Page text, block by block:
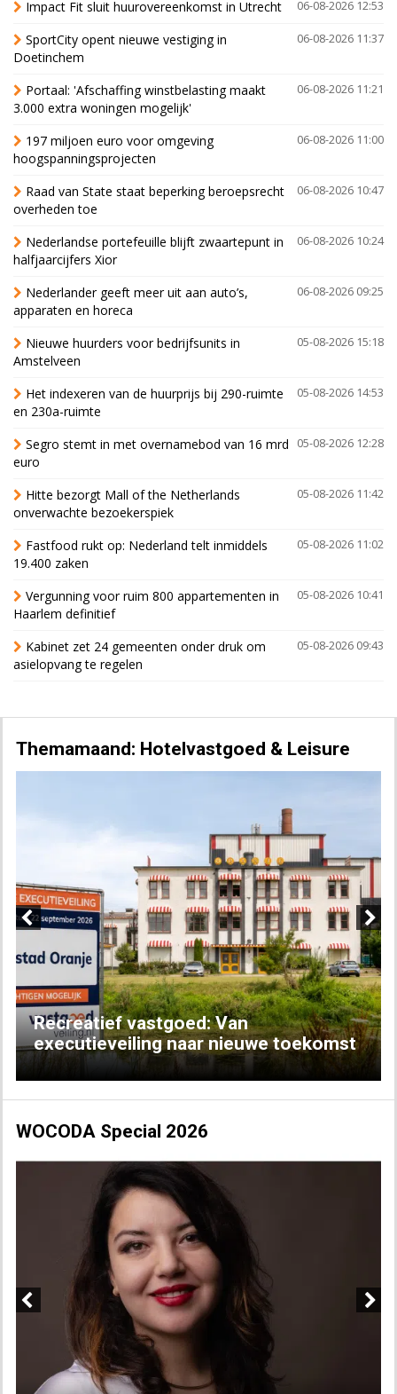
06-08-2026 12:53
Impact Fit sluit huurovereenkomst in Utrecht
06-08-2026 11:37
SportCity opent nieuwe vestiging in
Doetinchem
06-08-2026 11:21
Portaal: 'Afschaffing winstbelasting maakt
3.000 extra woningen mogelijk'
06-08-2026 11:00
197 miljoen euro voor omgeving
hoogspanningsprojecten
06-08-2026 10:47
Raad van State staat beperking beroepsrecht
overheden toe
06-08-2026 10:24
Nederlandse portefeuille blijft zwaartepunt in
halfjaarcijfers Xior
06-08-2026 09:25
Nederlander geeft meer uit aan auto’s,
apparaten en horeca
05-08-2026 15:18
Nieuwe huurders voor bedrijfsunits in
Amstelveen
05-08-2026 14:53
Het indexeren van de huurprijs bij 290-ruimte
en 230a-ruimte
05-08-2026 12:28
Segro stemt in met overnamebod van 16 mrd
euro
05-08-2026 11:42
Hitte bezorgt Mall of the Netherlands
onverwachte bezoekerspiek
05-08-2026 11:02
Fastfood rukt op: Nederland telt inmiddels
19.400 zaken
05-08-2026 10:41
Vergunning voor ruim 800 appartementen in
Haarlem definitief
05-08-2026 09:43
Kabinet zet 24 gemeenten onder druk om
asielopvang te regelen
Themamaand: Hotelvastgoed & Leisure
Recreatief vastgoed: Van
executieveiling naar nieuwe toekomst
Next
WOCODA Special 2026